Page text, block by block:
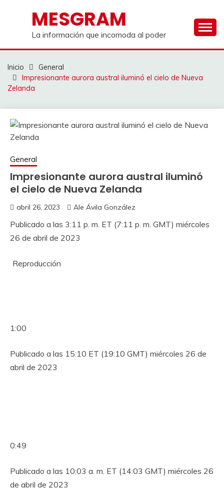
contenidoMESGRAM
La información que incomoda al poder
Inicio
General
Impresionante aurora austral iluminó el cielo de Nueva
Zelanda
General
Impresionante aurora austral iluminó
el cielo de Nueva Zelanda
abril 26, 2023 Ale Ávila González
Publicado a las 3:11 p. m. ET (7:11 p. m. GMT) miércoles
26 de abril de 2023
Reproducción
1:00
Publicado a las 15:10 ET (19:10 GMT) miércoles 26 de
abril de 2023
0:49
Publicado a las 10:03 a. m. ET (14:03 GMT) miércoles 26
de abril de 2023